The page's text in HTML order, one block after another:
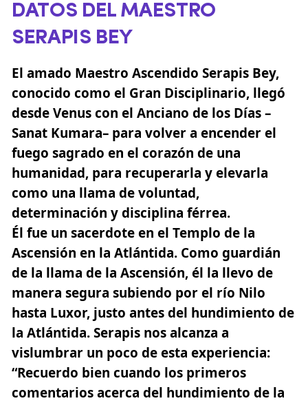
DATOS DEL MAESTRO
SERAPIS BEY
El amado Maestro Ascendido Serapis Bey,
conocido como el Gran Disciplinario, llegó
desde Venus con el Anciano de los Días –
Sanat Kumara– para volver a encender el
fuego sagrado en el corazón de una
humanidad, para recuperarla y elevarla
como una llama de voluntad,
determinación y disciplina férrea.
Él fue un sacerdote en el Templo de la
Ascensión en la Atlántida. Como guardián
de la llama de la Ascensión, él la llevo de
manera segura subiendo por el río Nilo
hasta Luxor, justo antes del hundimiento de
la Atlántida. Serapis nos alcanza a
vislumbrar un poco de esta experiencia:
“Recuerdo bien cuando los primeros
comentarios acerca del hundimiento de la